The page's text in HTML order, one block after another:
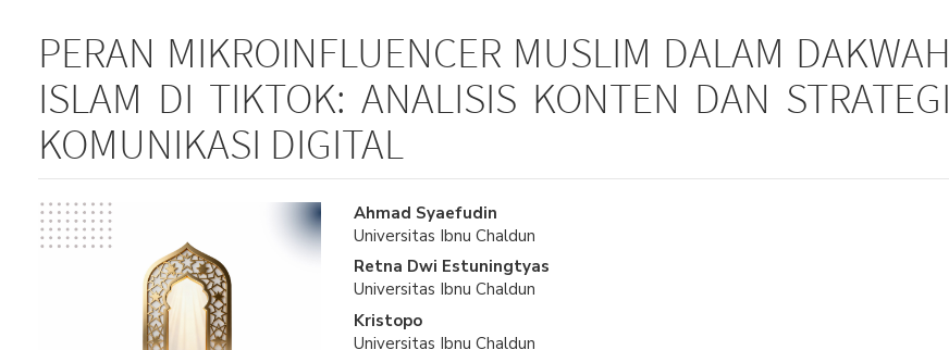
PERAN MIKROINFLUENCER MUSLIM DALAM DAKWAH
ISLAM DI TIKTOK: ANALISIS KONTEN DAN STRATEGI
KOMUNIKASI DIGITAL
Article
Sidebar
Main
Article
Content
Ahmad Syaefudin
Universitas Ibnu Chaldun
Retna Dwi Estuningtyas
Universitas Ibnu Chaldun
Kristopo
Universitas Ibnu Chaldun